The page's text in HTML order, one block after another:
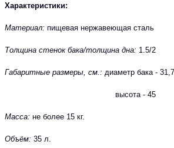
Характеристики:
Материал: пищевая нержавеющая сталь
Толщина стенок бака/толщина дна: 1.5/2
Габаритные размеры, см.: диаметр бака - 31,7
высота - 45
Масса: не более 15 кг.
Объём: 35 л.